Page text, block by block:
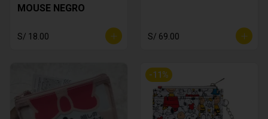
MOUSE NEGRO
S/ 18.00 S/ 69.00
-11 %